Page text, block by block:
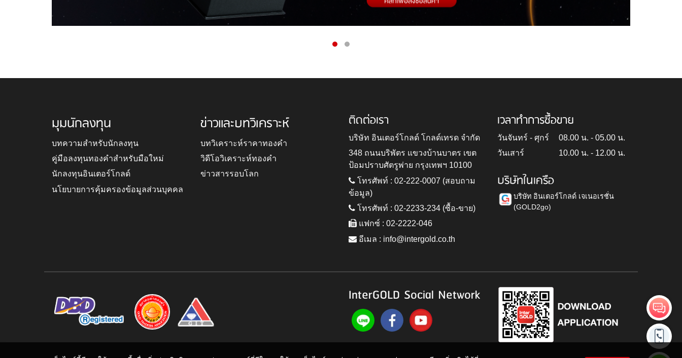
มุมนักลงทุน
บทความสำหรับนักลงทุน
คู่มือลงทุนทองคำสำหรับมือใหม่
นักลงทุนอินเตอร์โกลด์
นโยบายการคุ้มครองข้อมูลส่วนบุคคล
ข่าวและบทวิเคราะห์
บทวิเคราะห์ราคาทองคำ
วิดีโอวิเคราะห์ทองคำ
ข่าวสารรอบโลก
ติดต่อเรา
บริษัท อินเตอร์โกลด์ โกลด์เทรด จำกัด
348 ถนนบริพัตร แขวงบ้านบาตร เขต
ป้อมปราบศัตรูพ่าย กรุงเทพฯ 10100
โทรศัพท์ : 02-222-0007 (สอบถาม
ข้อมูล)
โทรศัพท์ : 02-2233-234 (ซื้อ-ขาย)
แฟกซ์ : 02-2222-046
อีเมล : info@intergold.co.th
เวลาทำการซื้อขาย
วันจันทร์ - ศุกร์
08.00 น. - 05.00 น.
วันเสาร์
10.00 น. - 12.00 น.
บริษัทในเครือ
บริษัท อินเตอร์โกลด์ เจเนอเรชั่น
(GOLD2go)
InterGOLD Social Network